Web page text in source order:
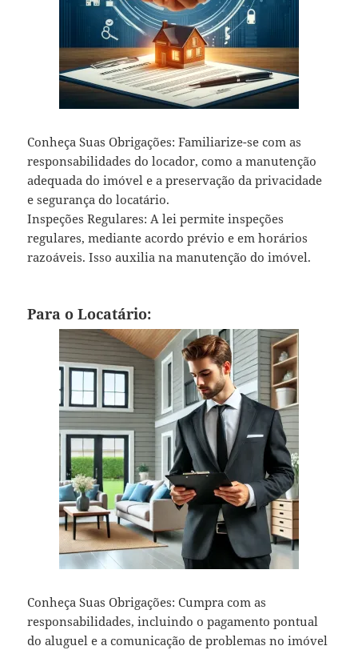
Conheça Suas Obrigações: Familiarize-se com as
responsabilidades do locador, como a manutenção
adequada do imóvel e a preservação da privacidade
e segurança do locatário.
Inspeções Regulares: A lei permite inspeções
regulares, mediante acordo prévio e em horários
razoáveis. Isso auxilia na manutenção do imóvel.
Para o Locatário:
Conheça Suas Obrigações: Cumpra com as
responsabilidades, incluindo o pagamento pontual
do aluguel e a comunicação de problemas no imóvel